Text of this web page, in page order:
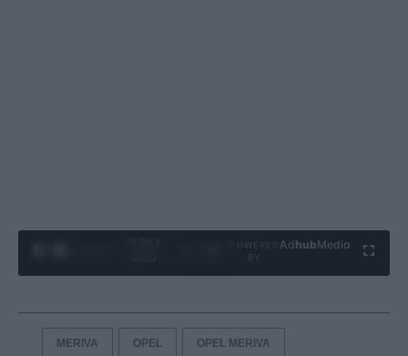
0:27 /
Ad hubMedia
MERIVA OPEL OPEL MERIVA